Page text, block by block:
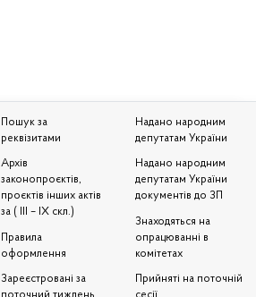
Пошук за
реквізитами
Архів
законопроєктів,
проєктів інших актів
за ( III – IX скл.)
Правила
оформлення
Зареєстровані за
Надано народним
депутатам України
Надано народним
депутатам України
документів до ЗП
Знаходяться на
опрацюванні в
комітетах
Прийняті на поточній